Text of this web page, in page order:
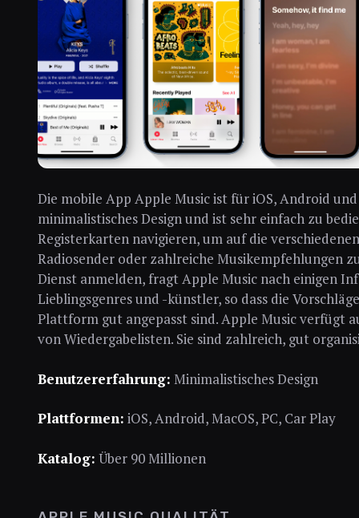
Die mobile App Apple Music ist für iOS, Android
minimalistisches Design und ist sehr einfach zu
Registerkarten navigieren, um auf die
Radiosender oder zahlreiche Musikempfehlungen
Dienst anmelden, fragt Apple Music nach einigen
Lieblingsgenres und -künstler, so dass die
Plattform gut angepasst sind. Apple Music verfügt
von Wiedergabelisten. Sie sind zahlreich, gut
Benutzererfahrung: Minimalistisches Design
Plattformen: iOS, Android, MacOS, PC, Car Play
Katalog: Über 90 Millionen